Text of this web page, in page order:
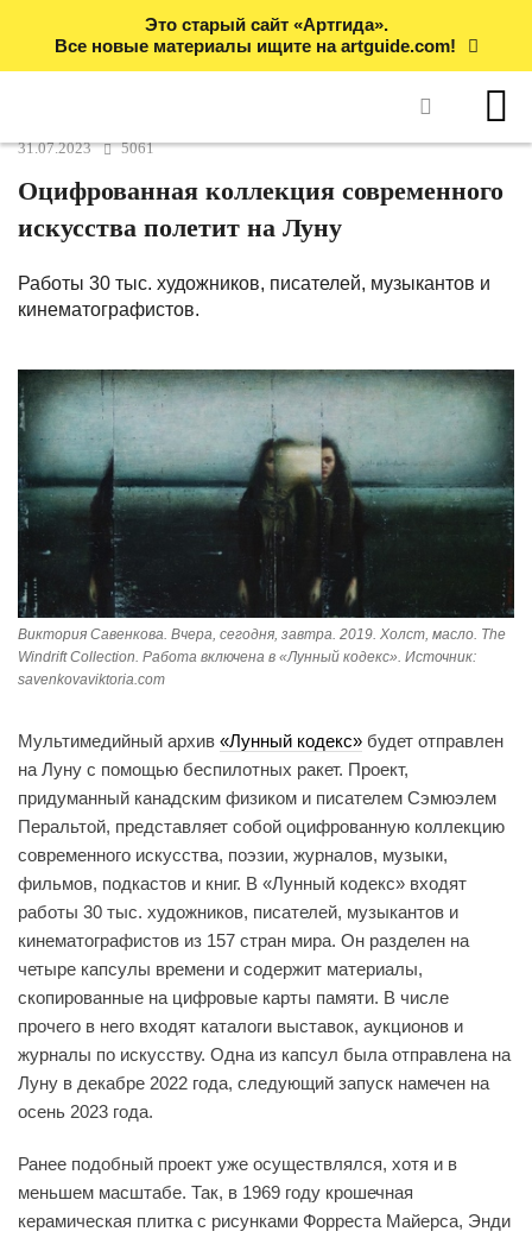
Это старый сайт «Артгида».
Все новые материалы ищите на artguide.com!
31.07.2023 5061
Оцифрованная коллекция современного
искусства полетит на Луну
Работы 30 тыс. художников, писателей, музыкантов и
кинематографистов.
Виктория Савенкова. Вчера, сегодня, завтра. 2019. Холст, масло. The
Windrift Collection. Работа включена в «Лунный кодекс». Источник:
savenkovaviktoria.com
Мультимедийный архив «Лунный кодекс» будет отправлен
на Луну с помощью беспилотных ракет. Проект,
придуманный канадским физиком и писателем Сэмюэлем
Перальтой, представляет собой оцифрованную коллекцию
современного искусства, поэзии, журналов, музыки,
фильмов, подкастов и книг. В «Лунный кодекс» входят
работы 30 тыс. художников, писателей, музыкантов и
кинематографистов из 157 стран мира. Он разделен на
четыре капсулы времени и содержит материалы,
скопированные на цифровые карты памяти. В числе
прочего в него входят каталоги выставок, аукционов и
журналы по искусству. Одна из капсул была отправлена на
Луну в декабре 2022 года, следующий запуск намечен на
осень 2023 года.
Ранее подобный проект уже осуществлялся, хотя и в
меньшем масштабе. Так, в 1969 году крошечная
керамическая плитка с рисунками Форреста Майерса, Энди